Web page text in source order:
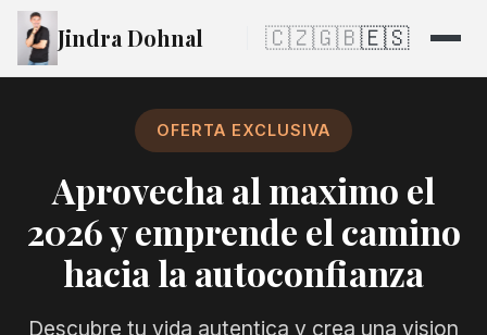
Jindra Dohnal 🇨🇿🇬🇧🇪🇸
OFERTA EXCLUSIVA
Aprovecha al maximo el
2026 y emprende el camino
hacia la autoconfianza
Descubre tu vida autentica y crea una vision